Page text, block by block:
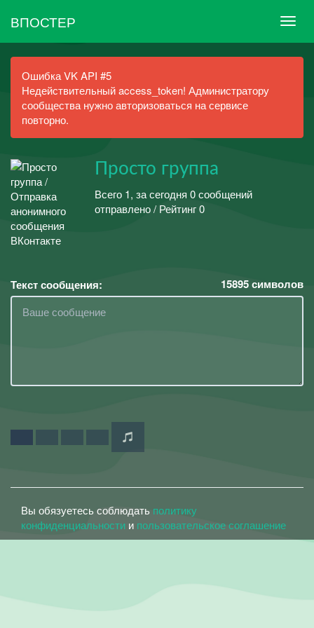
ВПОСТЕР
Ошибка VK API #5
Недействительный access_token! Администратору
сообщества нужно авторизоваться на сервисе
повторно.
Просто группа
Всего 1, за сегодня 0 сообщений
отправлено / Рейтинг 0
Текст сообщения: 15895символов
Вы обязуетесь соблюдать политику
конфиденциальности и пользовательское соглашение